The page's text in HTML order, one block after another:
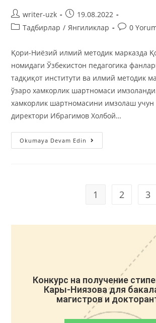
writer-uzk
19.08.2022
Тадбирлар / Янгиликлар 0
Қори-Ниёзий илмий методик марказда
номидаги Ўзбекистон педагогика
тадқиқот институти ва илмий методик
ўзаро хамкорлик шартномаси
хамкорлик шартномасини имзолаш учун
директори Ибрагимов Холбой…
Okumaya Devam Edin
1 2 3
Конкурс на получение
Кары-Ниязова для
магистров и